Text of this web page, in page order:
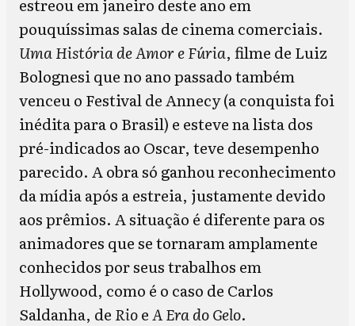
pouquíssimas salas de cinema comerciais.
Uma História de Amor e Fúria, filme de Luiz
Bolognesi que no ano passado também
venceu o Festival de Annecy (a conquista foi
inédita para o Brasil) e esteve na lista dos
pré-indicados ao Oscar, teve desempenho
parecido. A obra só ganhou reconhecimento
da mídia após a estreia, justamente devido
aos prêmios. A situação é diferente para os
animadores que se tornaram amplamente
conhecidos por seus trabalhos em
Hollywood, como é o caso de Carlos
Saldanha, de RioeA Era do Gelo.